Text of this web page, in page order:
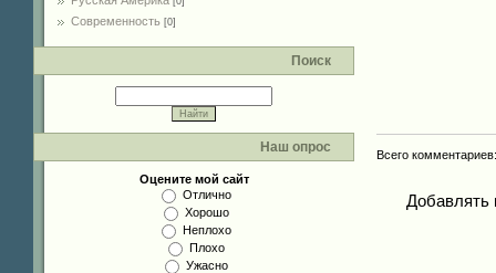
Современность [0]
Поиск
Наш опрос
Оцените мой сайт
Отлично
Хорошо
Неплохо
Плохо
Ужасно
Всего комментариев
Добавлять